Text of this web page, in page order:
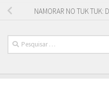
NAMORAR NO TUK
Pesquisar
por: